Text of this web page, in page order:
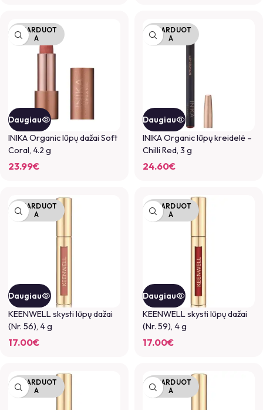
IŠPARDUOT
A
Daugiau
INIKA Organic lūpų dažai Soft
Coral, 4.2 g
23.99€
IŠPARDUOT
A
Daugiau
INIKA Organic lūpų kreidelė –
Chilli Red, 3 g
24.60€
IŠPARDUOT
A
Daugiau
KEENWELL skysti lūpų dažai
(Nr. 56), 4 g
17.00€
IŠPARDUOT
A
Daugiau
KEENWELL skysti lūpų dažai
(Nr. 59), 4 g
17.00€
IŠPARDUOT
A
IŠPARDUOT
A